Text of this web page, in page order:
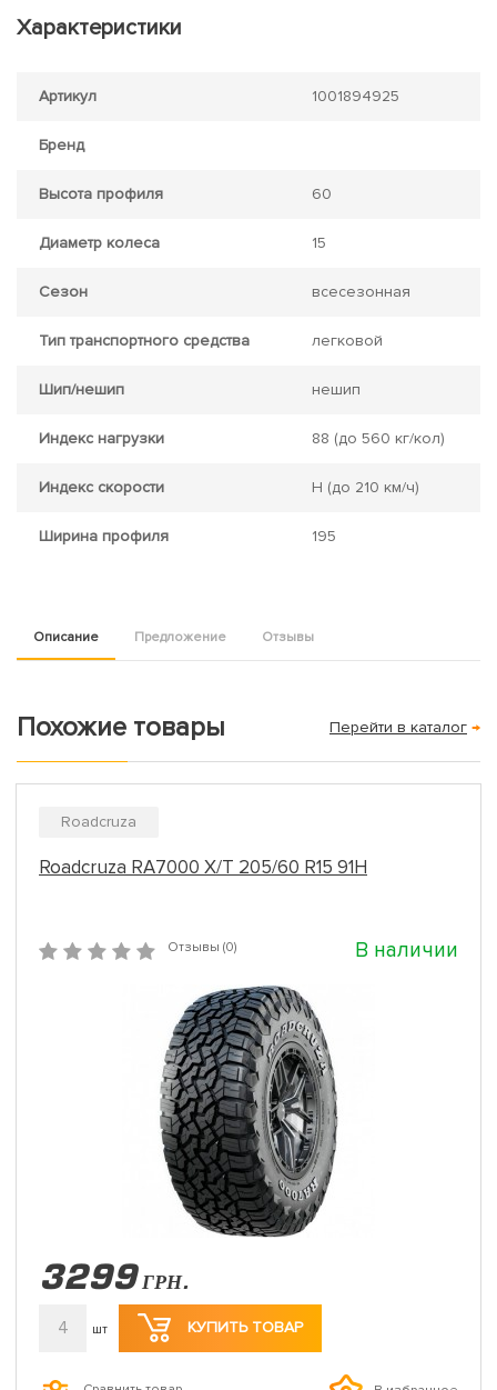
Характеристики
Артикул 1001894925
Бренд
Высота профиля 60
Диаметр колеса 15
Сезон всесезонная
Тип транспортного средства легковой
Шип/нешип нешип
Индекс нагрузки 88 (до 560 кг/кол)
Индекс скорости H (до 210 км/ч)
Ширина профиля 195
Описание Предложение Отзывы
Похожие товары Перейти в каталог →
Roadcruza
Roadcruza RA7000 X/T 205/60 R15 91H
Отзывы (0) В наличии
3299 ГРН.
4 шт КУПИТЬ ТОВАР